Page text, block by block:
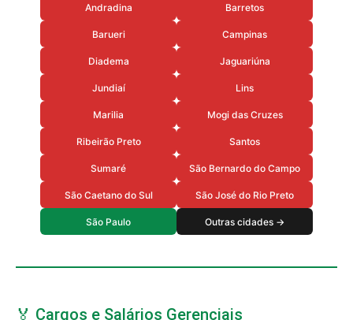
Andradina Barretos
Barueri Campinas
Diadema Jaguariúna
Jundiaí Lins
Marilia Mogi das Cruzes
Ribeirão Preto Santos
Sumaré São Bernardo do Campo
São Caetano do Sul São José do Rio Preto
São Paulo Outras cidades →
🏅 Cargos e Salários Gerenciais